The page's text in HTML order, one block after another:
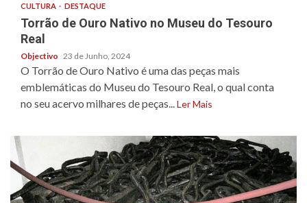
CULTURA DESTAQUE
Torrão de Ouro Nativo no Museu do Tesouro
Real
Objectivo 23 de Junho, 2024
O Torrão de Ouro Nativo é uma das peças mais
emblemáticas do Museu do Tesouro Real, o qual conta
no seu acervo milhares de peças...Ler Mais